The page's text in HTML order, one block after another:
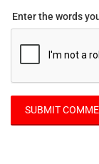
Enter the words